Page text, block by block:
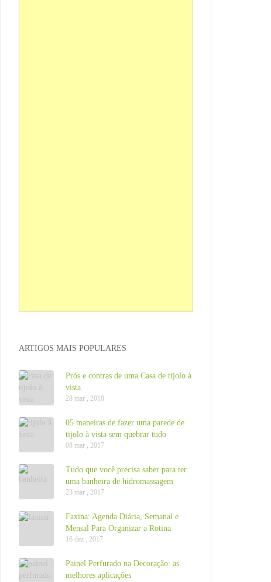
ARTIGOS MAIS POPULARES
Prós e contras de uma Casa de tijolo à
vista
28 mar , 2018
05 maneiras de fazer uma parede de
tijolo à vista sem quebrar tudo
08 mar , 2017
Tudo que você precisa saber para ter
uma banheira de hidromassagem
23 mar , 2017
Faxina: Agenda Diária, Semanal e
Mensal Para Organizar a Rotina
16 dez , 2017
Painel Perfurado na Decoração: as
melhores aplicações